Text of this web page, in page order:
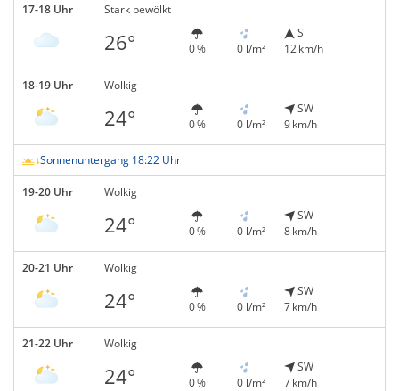
17-18 Uhr Stark bewölkt
26° 0 % 0 l/m²
S
12 km/h
18-19 Uhr Wolkig
24° 0 % 0 l/m²
SW
9 km/h
Sonnenuntergang 18:22 Uhr
19-20 Uhr Wolkig
24° 0 % 0 l/m²
SW
8 km/h
20-21 Uhr Wolkig
24° 0 % 0 l/m²
SW
7 km/h
21-22 Uhr Wolkig
24° 0 % 0 l/m²
SW
7 km/h